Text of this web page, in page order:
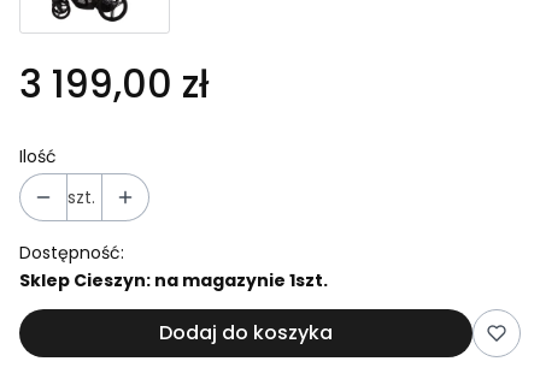
3 199,00 zł
Ilość
szt.
Dostępność:
Sklep Cieszyn: na magazynie 1szt.
Dodaj do koszyka